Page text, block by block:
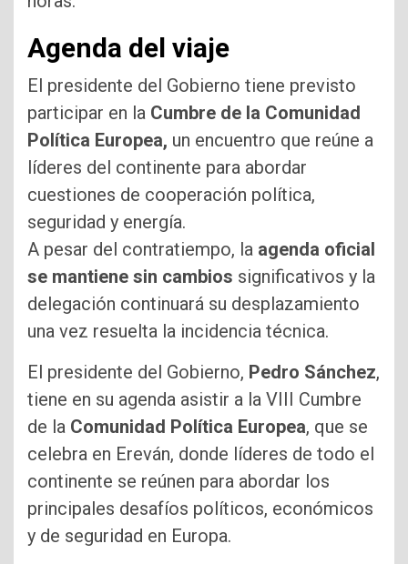
Agenda del viaje
El presidente del Gobierno tiene previsto
participar en la Cumbre de la Comunidad
Política Europea, un encuentro que reúne a
líderes del continente para abordar
cuestiones de cooperación política,
seguridad y energía.
A pesar del contratiempo, la agenda oficial
se mantiene sin cambios significativos y la
delegación continuará su desplazamiento
una vez resuelta la incidencia técnica.
El presidente del Gobierno, Pedro Sánchez,
tiene en su agenda asistir a la VIII Cumbre
de la Comunidad Política Europea, que se
celebra en Ereván, donde líderes de todo el
continente se reúnen para abordar los
principales desafíos políticos, económicos
y de seguridad en Europa.